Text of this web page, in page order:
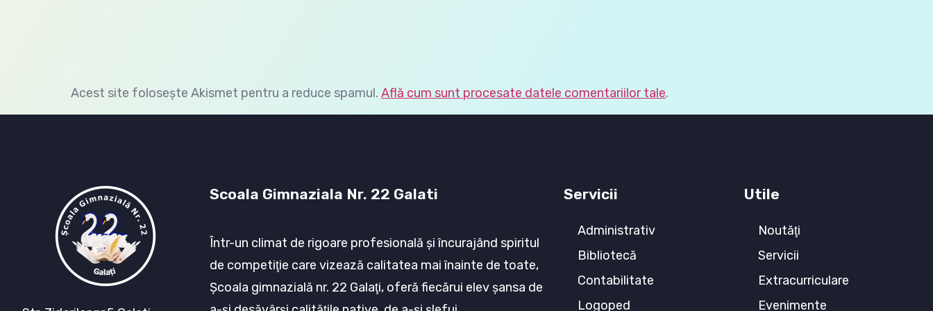
Acest site folosește Akismet pentru a reduce spamul. Află cum sunt procesate datele comentariilor tale.
Scoala Gimnaziala Nr. 22 Galati
Într-un climat de rigoare profesională şi încurajând spiritul
de competiţie care vizează calitatea mai înainte de toate,
Şcoala gimnazială nr. 22 Galaţi, oferă fiecărui elev şansa de
Servicii
Administrativ
Bibliotecă
Contabilitate
Logoped
Utile
Noutăţi
Servicii
Extracurriculare
Evenimente